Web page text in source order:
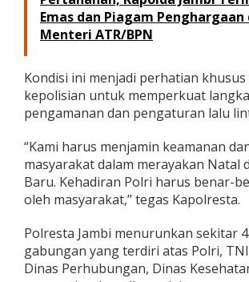
Emas dan Piagam Penghargaan
Menteri ATR/BPN
Kondisi ini menjadi perhatian
kepolisian untuk memperkuat
pengamanan dan pengaturan lalu
“Kami harus menjamin keamanan
masyarakat dalam merayakan Natal
Baru. Kehadiran Polri harus benar-
oleh masyarakat,” tegas Kapolresta.
Polresta Jambi menurunkan sekitar
gabungan yang terdiri atas Polri,
Dinas Perhubungan, Dinas